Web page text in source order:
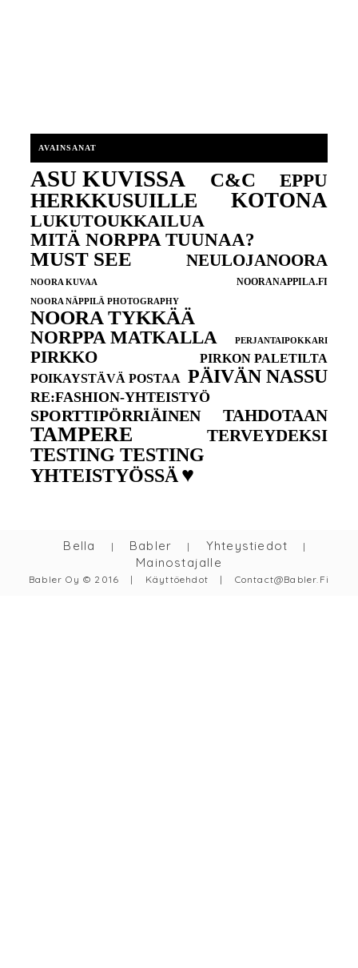
AVAINSANAT
ASU KUVISSA C&C EPPU
HERKKUSUILLE KOTONA
LUKUTOUKKAILUA
MITÄ NORPPA TUUNAA?
MUST SEE NEULOJANOORA
NOORA KUVAA NOORANAPPILA.FI
NOORA NÄPPILÄ PHOTOGRAPHY
NOORA TYKKÄÄ
NORPPA MATKALLA PERJANTAIPOKKARI
PIRKKO
PIRKON PALETILTA
POIKAYSTÄVÄ POSTAA PÄIVÄN NASSU
RE:FASHION-YHTEISTYÖ
SPORTTIPÖRRIÄINEN TAHDOTAAN
TAMPERE TERVEYDEKSI
TESTING TESTING
YHTEISTYÖSSÄ ♥
Bella | Babler | Yhteystiedot |
Mainostajalle
Babler Oy © 2016 | Käyttöehdot | Contact@babler.fi